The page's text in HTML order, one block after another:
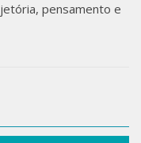
pensamento e